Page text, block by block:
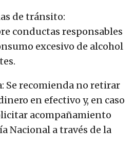
de tránsito:
conductas responsables
excesivo de alcohol
Se recomienda no retirar
en efectivo y, en caso
acompañamiento
Nacional a través de la